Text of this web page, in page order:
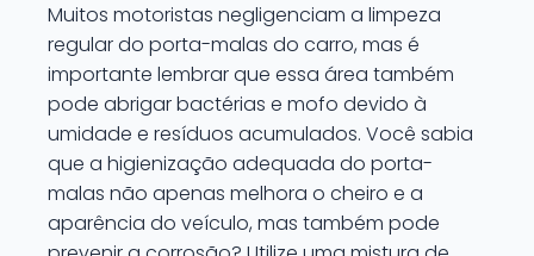
Muitos motoristas negligenciam a limpeza
regular do porta-malas do carro, mas é
importante lembrar que essa área também
pode abrigar bactérias e mofo devido à
umidade e resíduos acumulados. Você sabia
que a higienização adequada do porta-
malas não apenas melhora o cheiro e a
aparência do veículo, mas também pode